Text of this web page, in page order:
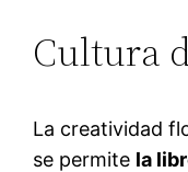
Cultura
La creatividad
se permite la